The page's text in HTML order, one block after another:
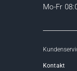
Mo-Fr
Kontakt